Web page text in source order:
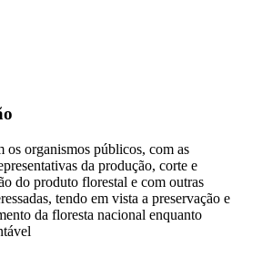
os organismos públicos, com as
da produção, corte e
do produto florestal e com outras
tendo em vista a preservação e
da floresta nacional enquanto